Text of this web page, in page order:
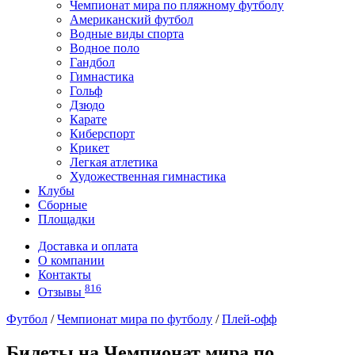
Чемпионат мира по пляжному футболу
Американский футбол
Водные виды спорта
Водное поло
Гандбол
Гимнастика
Гольф
Дзюдо
Карате
Киберспорт
Крикет
Легкая атлетика
Художественная гимнастика
Клубы
Сборные
Площадки
Доставка и оплата
О компании
Контакты
Отзывы 816
Футбол /Чемпионат мира по футболу /Плей-офф